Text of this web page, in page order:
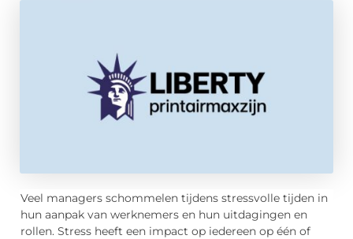
Veel managers schommelen tijdens stressvolle tijden in
hun aanpak van werknemers en hun uitdagingen en
rollen. Stress heeft een impact op iedereen op één of